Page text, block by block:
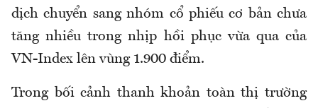
dịch chuyển sang nhóm cổ phiếu cơ bản chưa
tăng nhiều trong nhịp hồi phục vừa qua của
VN-Index lên vùng 1.900 điểm.
Trong bối cảnh thanh khoản toàn thị trường